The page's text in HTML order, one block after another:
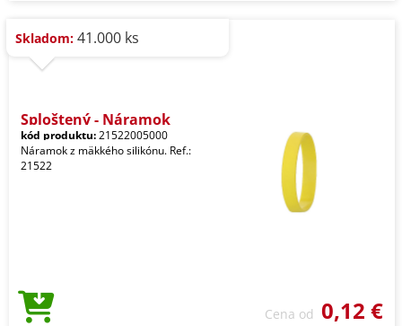
Skladom: 41.000 ks
Sploštený - Náramok
kód produktu:21522005000
Náramok z mäkkého silikónu. Ref.:
21522
Cena od 0,12 €